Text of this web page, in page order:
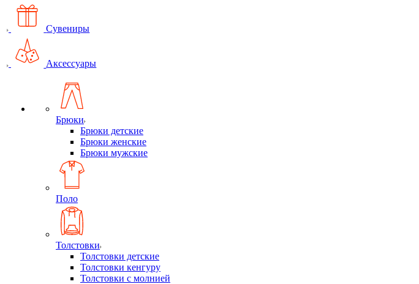
Сувениры
Аксессуары
Брюки
Брюки детские
Брюки женские
Брюки мужские
Поло
Толстовки
Толстовки детские
Толстовки кенгуру
Толстовки с молнией